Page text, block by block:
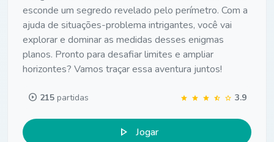
esconde um segredo revelado pelo perímetro. Com a
ajuda de situações-problema intrigantes, você vai
explorar e dominar as medidas desses enigmas
planos. Pronto para desafiar limites e ampliar
horizontes? Vamos traçar essa aventura juntos!
play_circle 215 partidas star star star star_half star 3.9
play_arrow Jogar